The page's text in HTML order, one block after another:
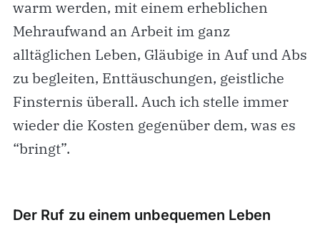
warm werden, mit einem erheblichen
Mehraufwand an Arbeit im ganz
alltäglichen Leben, Gläubige in Auf und Abs
zu begleiten, Enttäuschungen, geistliche
Finsternis überall. Auch ich stelle immer
wieder die Kosten gegenüber dem, was es
“bringt”.
Der Ruf zu einem unbequemen Leben